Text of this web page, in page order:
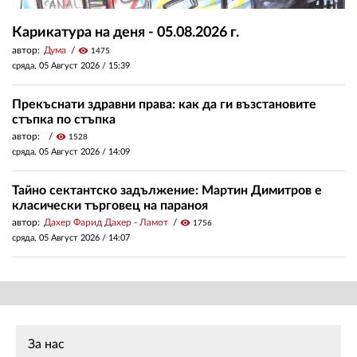
Карикатура на деня - 05.08.2026 г.
автор: Дума visibility 1475
сряда, 05 Август 2026 / 15:39
Прекъснати здравни права: как да ги възстановите
стъпка по стъпка
автор: visibility 1528
сряда, 05 Август 2026 / 14:09
Тайно сектантско задължение: Мартин Димитров е
класически търговец на параноя
автор: Дахер Фарид Дахер - Ламот visibility 1756
сряда, 05 Август 2026 / 14:07
За нас